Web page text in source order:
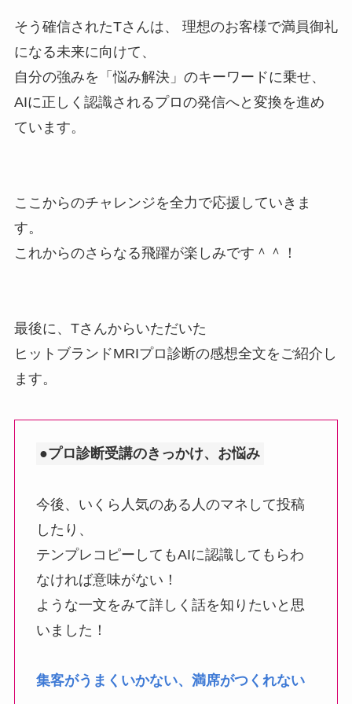
そう確信されたTさんは、 理想のお客様で満員御礼
になる未来に向けて、
自分の強みを「悩み解決」のキーワードに乗せ、
AIに正しく認識されるプロの発信へと変換を進め
ています。
ここからのチャレンジを全力で応援していきま
す。
これからのさらなる飛躍が楽しみです＾＾！
最後に、Tさんからいただいた
ヒットブランドMRIプロ診断の感想全文をご紹介し
ます。
●プロ診断受講のきっかけ、お悩み
今後、いくら人気のある人のマネして投稿
したり、
テンプレコピーしてもAIに認識してもらわ
なければ意味がない！
ような一文をみて詳しく話を知りたいと思
いました！
集客がうまくいかない、満席がつくれない